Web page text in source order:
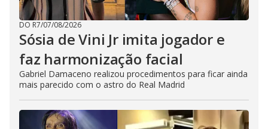
DO R7/07/08/2026
Sósia de Vini Jr imita jogador e
faz harmonização facial
Gabriel Damaceno realizou procedimentos para ficar ainda
mais parecido com o astro do Real Madrid